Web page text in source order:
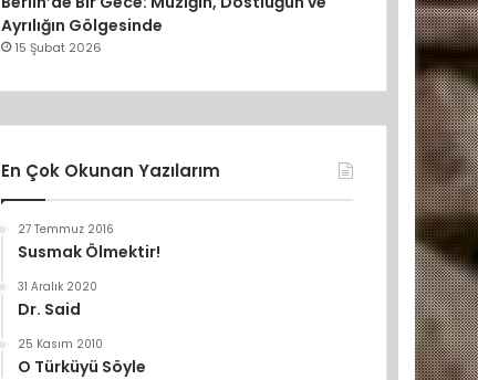
Ayrılığın Gölgesinde
15 Şubat 2026
En Çok Okunan Yazılarım
27 Temmuz 2016
Susmak Ölmektir!
31 Aralık 2020
Dr. Said
25 Kasım 2010
O Türküyü Söyle